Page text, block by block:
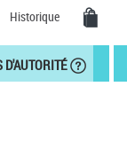
Historique
D'AUTORITÉ